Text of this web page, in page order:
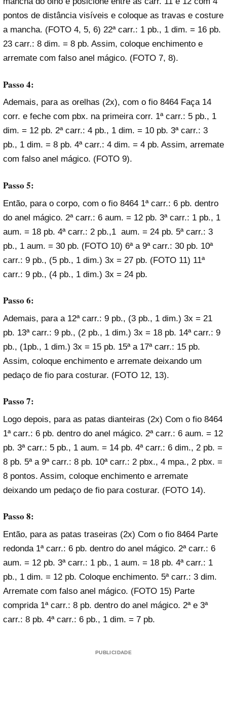
pontos de distância visíveis e coloque as travas e costure
a mancha. (FOTO 4, 5, 6) 22ª carr.: 1 pb., 1 dim. = 16 pb.
23 carr.: 8 dim. = 8 pb. Assim, coloque enchimento e
arremate com falso anel mágico. (FOTO 7, 8).
Passo 4:
Ademais, para as orelhas (2x), com o fio 8464 Faça 14
corr. e feche com pbx. na primeira corr. 1ª carr.: 5 pb., 1
dim. = 12 pb. 2ª carr.: 4 pb., 1 dim. = 10 pb. 3ª carr.: 3
pb., 1 dim. = 8 pb. 4ª carr.: 4 dim. = 4 pb. Assim, arremate
com falso anel mágico. (FOTO 9).
Passo 5:
Então, para o corpo, com o fio 8464 1ª carr.: 6 pb. dentro
do anel mágico. 2ª carr.: 6 aum. = 12 pb. 3ª carr.: 1 pb., 1
aum. = 18 pb. 4ª carr.: 2 pb.,1 aum. = 24 pb. 5ª carr.: 3
pb., 1 aum. = 30 pb. (FOTO 10) 6ª a 9ª carr.: 30 pb. 10ª
carr.: 9 pb., (5 pb., 1 dim.) 3x = 27 pb. (FOTO 11) 11ª
carr.: 9 pb., (4 pb., 1 dim.) 3x = 24 pb.
Passo 6:
Ademais, para a 12ª carr.: 9 pb., (3 pb., 1 dim.) 3x = 21
pb. 13ª carr.: 9 pb., (2 pb., 1 dim.) 3x = 18 pb. 14ª carr.: 9
pb., (1pb., 1 dim.) 3x = 15 pb. 15ª a 17ª carr.: 15 pb.
Assim, coloque enchimento e arremate deixando um
pedaço de fio para costurar. (FOTO 12, 13).
Passo 7:
Logo depois, para as patas dianteiras (2x) Com o fio 8464
1ª carr.: 6 pb. dentro do anel mágico. 2ª carr.: 6 aum. = 12
pb. 3ª carr.: 5 pb., 1 aum. = 14 pb. 4ª carr.: 6 dim., 2 pb. =
8 pb. 5ª a 9ª carr.: 8 pb. 10ª carr.: 2 pbx., 4 mpa., 2 pbx. =
8 pontos. Assim, coloque enchimento e arremate
deixando um pedaço de fio para costurar. (FOTO 14).
Passo 8:
Então, para as patas traseiras (2x) Com o fio 8464 Parte
redonda 1ª carr.: 6 pb. dentro do anel mágico. 2ª carr.: 6
aum. = 12 pb. 3ª carr.: 1 pb., 1 aum. = 18 pb. 4ª carr.: 1
pb., 1 dim. = 12 pb. Coloque enchimento. 5ª carr.: 3 dim.
Arremate com falso anel mágico. (FOTO 15) Parte
comprida 1ª carr.: 8 pb. dentro do anel mágico. 2ª e 3ª
carr.: 8 pb. 4ª carr.: 6 pb., 1 dim. = 7 pb.
PUBLICIDADE